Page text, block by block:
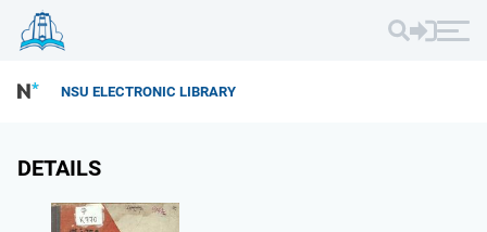
NSU ELECTRONIC LIBRARY
DETAILS